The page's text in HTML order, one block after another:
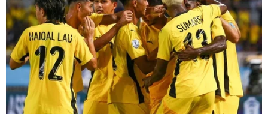
Liệt sỹ
18/07/2026 02:27
09/07/2026 03:44